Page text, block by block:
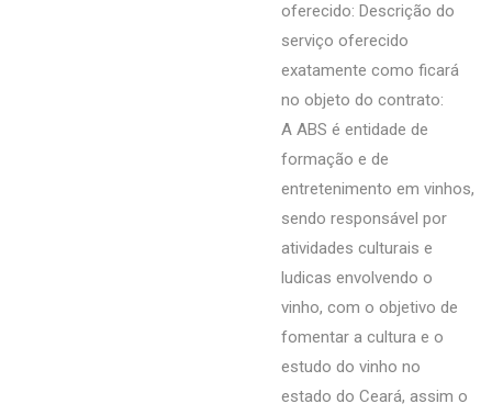
oferecido: Descrição do
serviço oferecido
exatamente como ficará
no objeto do contrato:
A ABS é entidade de
formação e de
entretenimento em vinhos,
sendo responsável por
atividades culturais e
ludicas envolvendo o
vinho, com o objetivo de
fomentar a cultura e o
estudo do vinho no
estado do Ceará, assim o